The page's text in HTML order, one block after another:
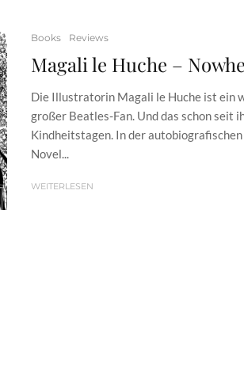
Books Reviews
Magali le Huche –
Die Illustratorin Magali le Huche ist ein
großer Beatles-Fan. Und das schon seit
Kindheitstagen. In der
Novel...
WEITERLESEN